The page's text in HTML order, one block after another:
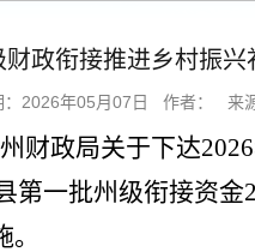
政衔接推进乡村振
：2026年05月07日 作者： 来
财政局关于下达
第一批州级衔接资